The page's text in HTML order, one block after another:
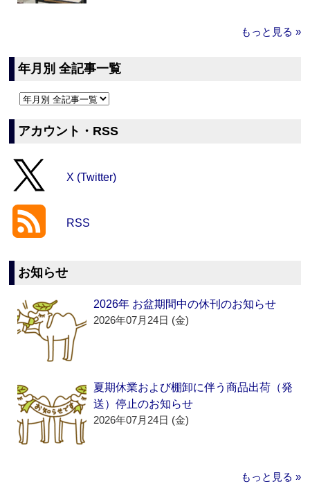
もっと見る »
年月別 全記事一覧
アカウント・RSS
X (Twitter)
RSS
お知らせ
2026年 お盆期間中の休刊のお知らせ
2026年07月24日 (金)
夏期休業および棚卸に伴う商品出荷（発
送）停止のお知らせ
2026年07月24日 (金)
もっと見る »